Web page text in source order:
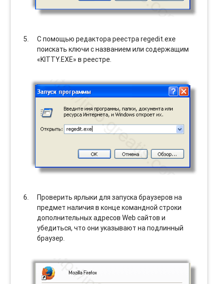
С помощью редактора реестра regedit.exe
поискать ключи с названием или содержащим
«KITTY.EXE» в реестре.
Проверить ярлыки для запуска браузеров на
предмет наличия в конце командной строки
дополнительных адресов Web сайтов и
убедиться, что они указывают на подлинный
браузер.